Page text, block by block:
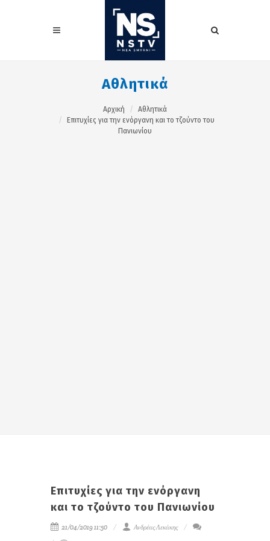
Αθλητικά
Αρχική
Αθλητικά
Επιτυχίες για την ενόργανη και το τζούντο του
Πανιωνίου
Επιτυχίες για την ενόργανη
και το τζούντο του Πανιωνίου
21/04/2019 11:50
Ανδρέας Λεκάκης